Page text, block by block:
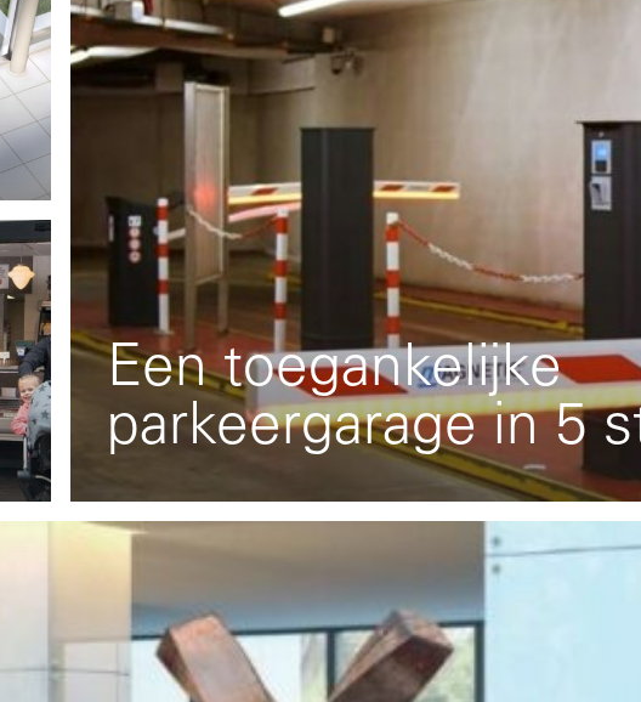
Een toegankelijke
parkeergarage in 5